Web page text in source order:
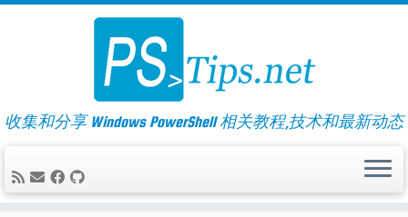
Skip
收集和分享 Windows PowerShell 相关教程,技术和最新动态